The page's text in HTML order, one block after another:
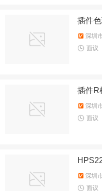
插件
深圳
面议
插件R
深圳
面议
深圳
面议